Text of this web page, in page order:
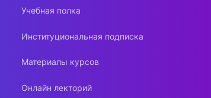
Учебная полка
Институциональная подписка
Материалы курсов
Онлайн лекторий